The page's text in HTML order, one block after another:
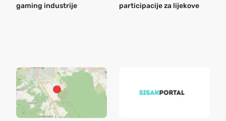
gaming industrije
participacije za lijekove